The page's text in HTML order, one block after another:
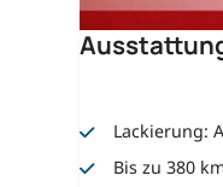
Lackierung:
Bis zu 380